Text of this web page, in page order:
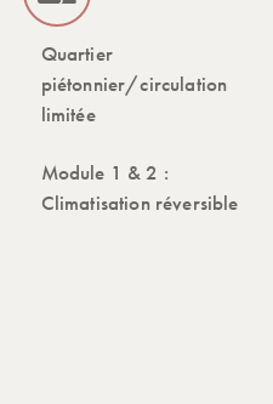
Quartier
piétonnier/circulation
limitée
Module 1 & 2 :
Climatisation réversible